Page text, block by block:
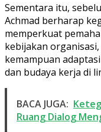
Sementara itu,
Achmad berharap
memperkuat
kebijakan
kemampuan
dan budaya kerja di
BACA JUGA:
Ruang Dialog